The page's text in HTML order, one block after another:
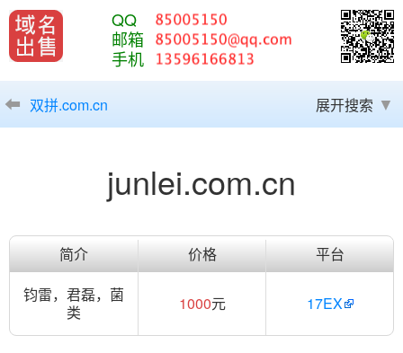
QQ
邮箱
手机
双拼.com.cn 展开搜索
junlei.com.cn
简介 价格
平台
钧雷，君磊，菌
类
1000元 17EX